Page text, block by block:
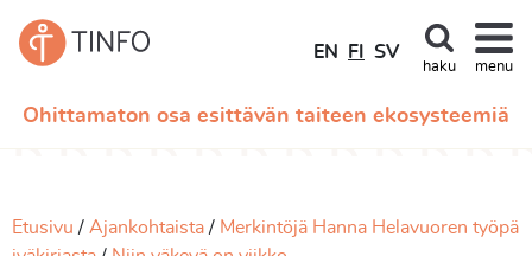
Ohittamaton osa esittävän taiteen ekosysteemiä
EN FI SV
haku menu
Etusivu Ajankohtaista
Merkintöjä Hanna Helavuoren työpä